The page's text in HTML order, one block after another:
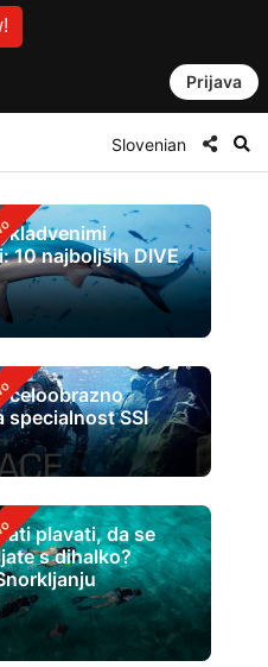
Prijava
Slovenian
kladvenimi
10 najboljših DIVE
celoobrazno
specialnost SSI
plavati, da se
s dihalko?